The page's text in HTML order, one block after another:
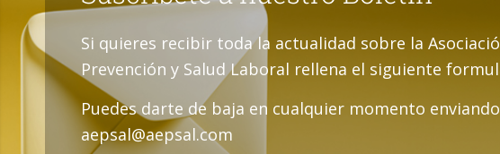
Si quieres recibir toda la actualidad sobre la
Prevención y Salud Laboral rellena el siguiente
Puedes darte de baja en cualquier momento
aepsal@aepsal.com